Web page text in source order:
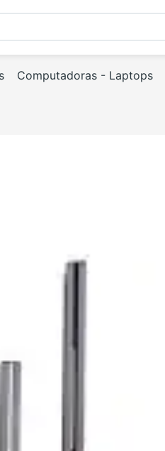
Computadoras - Laptops